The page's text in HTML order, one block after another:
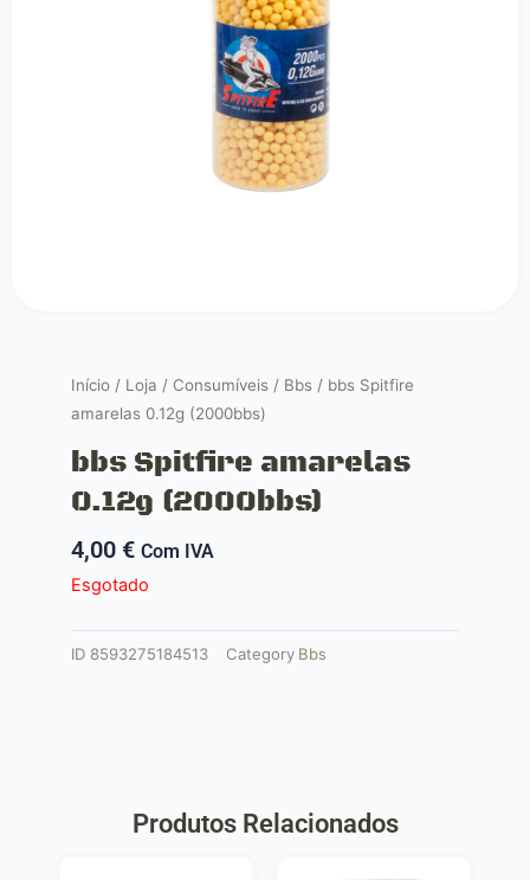
Início / Loja / Consumíveis / Bbs / bbs Spitfire
amarelas 0.12g (2000bbs)
bbs Spitfire amarelas
0.12g (2000bbs)
4,00 € Com IVA
Esgotado
ID 8593275184513 Category Bbs
Produtos Relacionados